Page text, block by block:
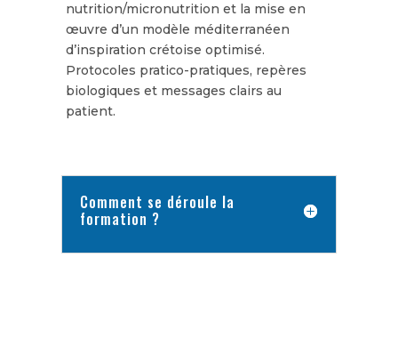
nutrition/micronutrition et la mise en
œuvre d’un modèle méditerranéen
d’inspiration crétoise optimisé.
Protocoles pratico-pratiques, repères
biologiques et messages clairs au
patient.
Comment se déroule la
formation ?